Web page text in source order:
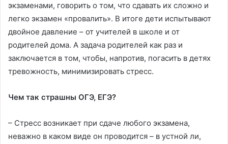
экзаменами, говорить о том, что сдавать их сложно и
легко экзамен «провалить». В итоге дети испытывают
двойное давление – от учителей в школе и от
родителей дома. А задача родителей как раз и
заключается в том, чтобы, напротив, погасить в детях
тревожность, минимизировать стресс.
Чем так страшны ОГЭ, ЕГЭ?
– Стресс возникает при сдаче любого экзамена,
неважно в каком виде он проводится – в устной ли,